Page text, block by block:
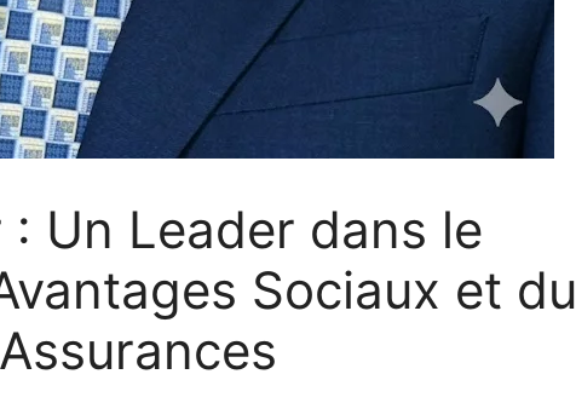
Un Leader dans le
Sociaux et du